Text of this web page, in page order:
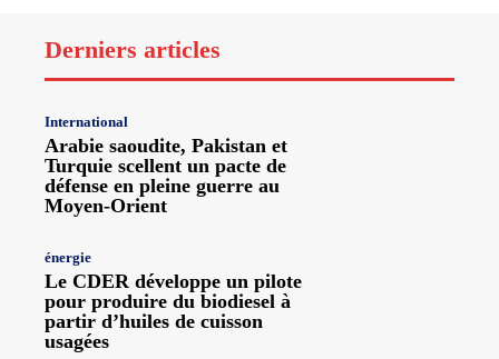
Derniers articles
International
Arabie saoudite, Pakistan et
Turquie scellent un pacte de
défense en pleine guerre au
Moyen-Orient
énergie
Le CDER développe un pilote
pour produire du biodiesel à
partir d’huiles de cuisson
usagées